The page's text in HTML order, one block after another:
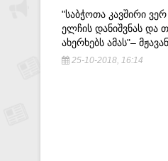
"ᲡᲐᲑᲭᲝᲗᲐ ᲙᲐᲕᲨᲘᲠᲘ
ᲔᲚᲩᲘᲡ ᲓᲐᲜᲘᲨᲕᲜᲐᲡ ᲓᲐ
ᲐᲮᲔᲠᲮᲔᲑᲡ ᲐᲛᲐᲡ"–
25-10-2018, 16:14